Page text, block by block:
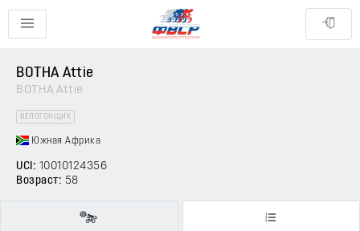
BOTHA Attie
BOTHA Attie
ВЕЛОГОНЩИК
Южная Африка
UCI: 10010124356
Возраст: 58